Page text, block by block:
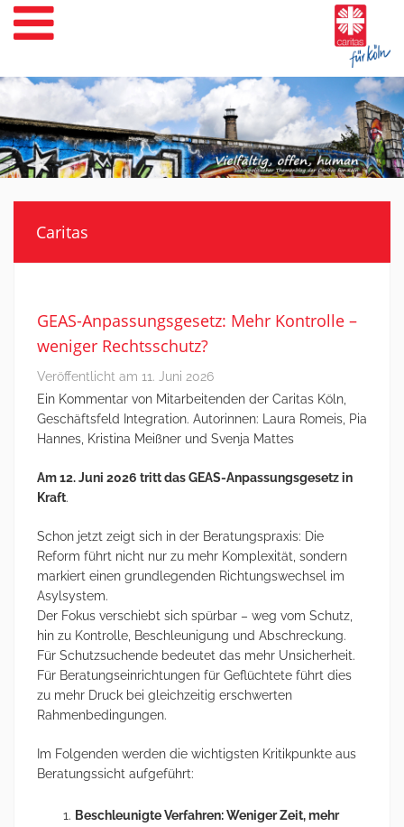
Weiter
zum
Inhalt
Caritas
GEAS-Anpassungsgesetz: Mehr Kontrolle –
weniger Rechtsschutz?
Veröffentlicht am 11. Juni 2026
Ein Kommentar von Mitarbeitenden der Caritas Köln,
Geschäftsfeld Integration. Autorinnen: Laura Romeis, Pia
Hannes, Kristina Meißner und Svenja Mattes
Am 12. Juni 2026 tritt das GEAS-Anpassungsgesetz in
Kraft.
Schon jetzt zeigt sich in der Beratungspraxis: Die
Reform führt nicht nur zu mehr Komplexität, sondern
markiert einen grundlegenden Richtungswechsel im
Asylsystem.
Der Fokus verschiebt sich spürbar – weg vom Schutz,
hin zu Kontrolle, Beschleunigung und Abschreckung.
Für Schutzsuchende bedeutet das mehr Unsicherheit.
Für Beratungseinrichtungen für Geflüchtete führt dies
zu mehr Druck bei gleichzeitig erschwerten
Rahmenbedingungen.
Im Folgenden werden die wichtigsten Kritikpunkte aus
Beratungssicht aufgeführt:
Beschleunigte Verfahren: Weniger Zeit, mehr